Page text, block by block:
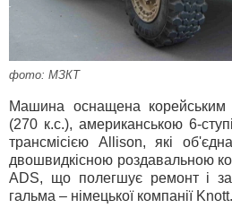
фото: МЗКТ
Машина оснащена
(270 к.с.), американською 6-
трансмісією Allison, які
двошвидкісною роздавальною
ADS, що полегшує ремонт і
гальма – німецької компанії Knott.